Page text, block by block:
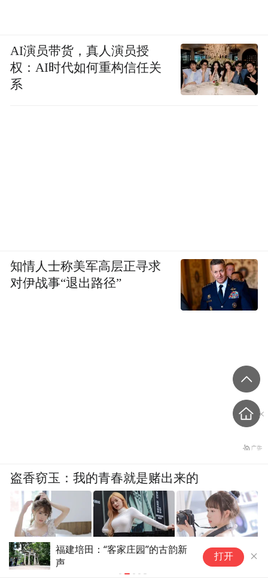
福建培田：“客家庄园”的古韵新
声
7
打开
AI演员带货，真人演员授
权：AI时代如何重构信任关
系
知情人士称美军高层正寻求
对伊战事“退出路径”
盗香窃玉：我的青春就是赌出来的
爽文